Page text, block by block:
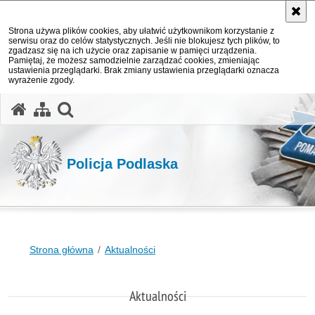
Strona używa plików cookies, aby ułatwić użytkownikom korzystanie z
serwisu oraz do celów statystycznych. Jeśli nie blokujesz tych plików, to
zgadzasz się na ich użycie oraz zapisanie w pamięci urządzenia.
Pamiętaj, że możesz samodzielnie zarządzać cookies, zmieniając
ustawienia przeglądarki. Brak zmiany ustawienia przeglądarki oznacza
wyrażenie zgody.
Policja Podlaska
Strona główna Aktualności
Aktualności